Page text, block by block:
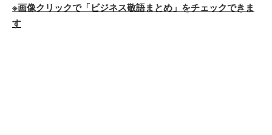
※画像クリックで「ビジネス敬語まとめ」をチェックできま
す